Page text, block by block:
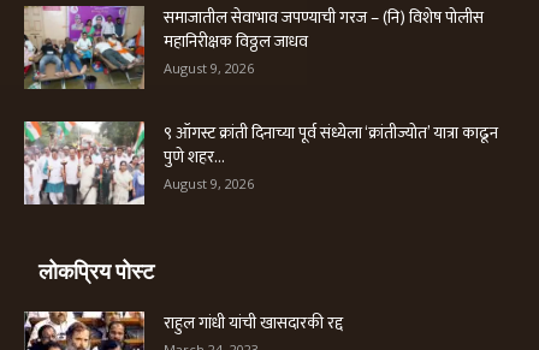
समाजातील सेवाभाव जपण्याची गरज – (नि) विशेष पोलीस
महानिरीक्षक विठ्ठल जाधव
August 9, 2026
९ ऑगस्ट क्रांती दिनाच्या पूर्व संध्येला ‘क्रांतीज्योत’ यात्रा काढून
पुणे शहर...
August 9, 2026
लोकप्रिय पोस्ट
राहुल गांधी यांची खासदारकी रद्द